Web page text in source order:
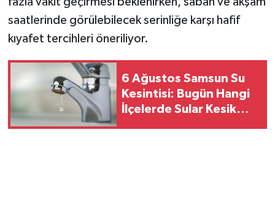
saatlerinde görülebilecek serinliğe karşı hafif
kıyafet tercihleri öneriliyor.
6 Ağustos Samsun Su
Kesintisi: Bugün Hangi
İlçelerde Sular Kesik